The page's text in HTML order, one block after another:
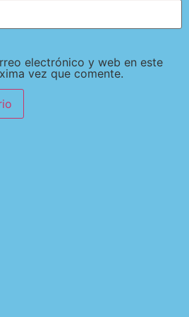
electrónico y web en este
vez que comente.